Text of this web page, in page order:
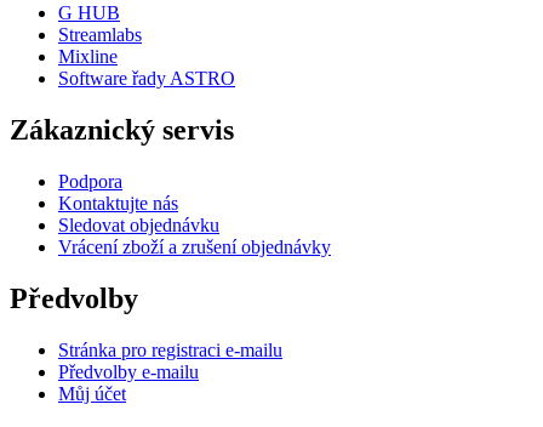
G HUB
Streamlabs
Mixline
Software řady ASTRO
Zákaznický servis
Podpora
Kontaktujte nás
Sledovat objednávku
Vrácení zboží a zrušení objednávky
Předvolby
Stránka pro registraci e-mailu
Předvolby e-mailu
Můj účet